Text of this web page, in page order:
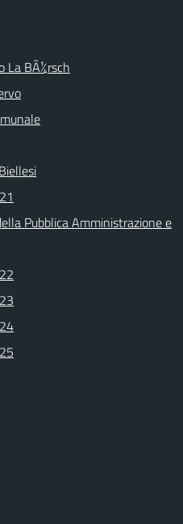
La BÃ¼rsch
Pubblica Amministrazione e